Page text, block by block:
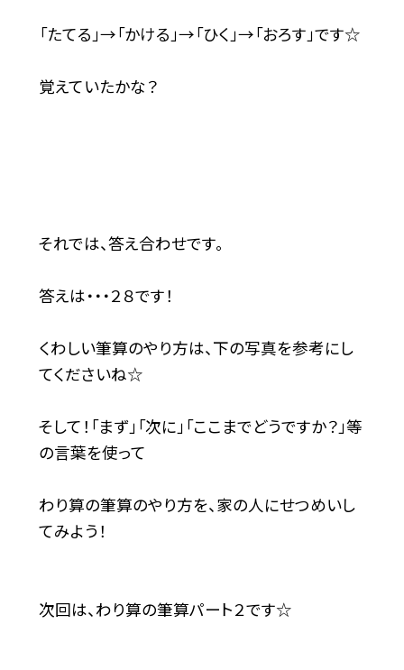
「たてる」→「かける」→「ひく」→「おろす」です☆
覚えていたかな？
それでは、答え合わせです。
答えは・・・２８です！
くわしい筆算のやり方は、下の写真を参考にし
てくださいね☆
そして！「まず」「次に」「ここまでどうですか？」等
の言葉を使って
わり算の筆算のやり方を、家の人にせつめいし
てみよう！
次回は、わり算の筆算パート２です☆